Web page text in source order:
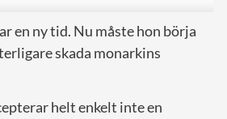
en ny tid. Nu måste hon börja
skada monarkins
helt enkelt inte en